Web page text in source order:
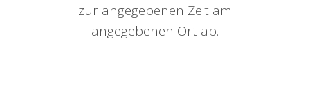
zur angegebenen Zeit am
angegebenen Ort ab.